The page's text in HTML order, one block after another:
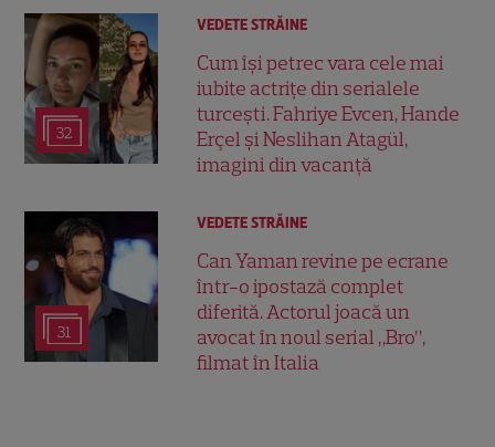
32
VEDETE STRĂINE
Cum își petrec vara cele mai
iubite actrițe din serialele
turcești. Fahriye Evcen, Hande
Erçel și Neslihan Atagül,
imagini din vacanță
31
VEDETE STRĂINE
Can Yaman revine pe ecrane
într-o ipostază complet
diferită. Actorul joacă un
avocat în noul serial „Bro”,
filmat în Italia